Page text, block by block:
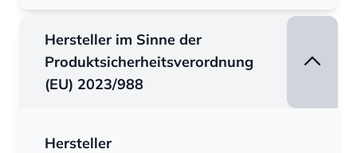
Hersteller im Sinne der
Produktsicherheitsverordnung
(EU) 2023/988
Hersteller